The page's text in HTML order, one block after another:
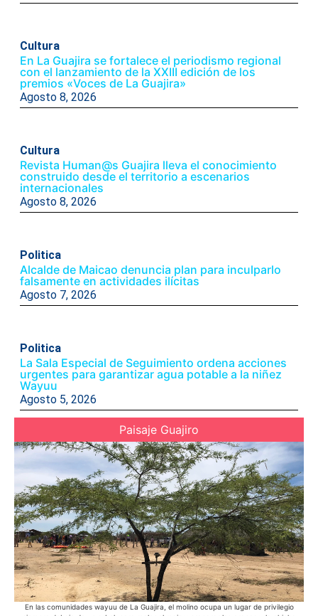
Cultura
En La Guajira se fortalece el periodismo regional
con el lanzamiento de la XXIII edición de los
premios «Voces de La Guajira»
Agosto 8, 2026
Cultura
Revista Human@s Guajira lleva el conocimiento
construido desde el territorio a escenarios
internacionales
Agosto 8, 2026
Politica
Alcalde de Maicao denuncia plan para inculparlo
falsamente en actividades ilícitas
Agosto 7, 2026
Politica
La Sala Especial de Seguimiento ordena acciones
urgentes para garantizar agua potable a la niñez
Wayuu
Agosto 5, 2026
Paisaje Guajiro
En las comunidades wayuu de La Guajira, el molino ocupa un lugar de privilegio